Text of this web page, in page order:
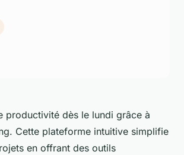
productivité dès le lundi grâce à
Cette plateforme intuitive simplifie
en offrant des outils